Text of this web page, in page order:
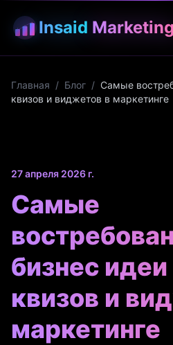
Insaid Marketing
Главная / Блог / Самые
квизов и виджетов в маркетинге
27 апреля 2026 г.
Самые
бизнес
квизов и
маркетинге